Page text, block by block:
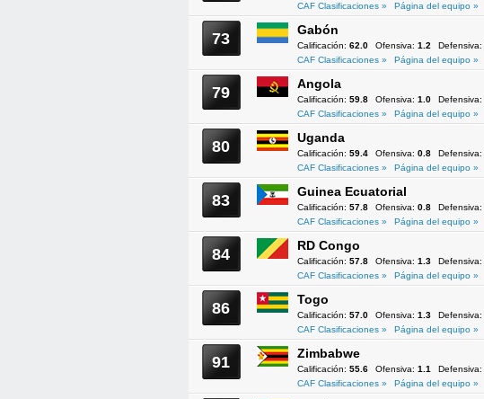
CAF Clasificaciones »
Página del equipo »
73 Gabón
Calificación: 62.0 Ofensiva: 1.2 Defensiva:
CAF Clasificaciones »
Página del equipo »
79 Angola
Calificación: 59.8 Ofensiva: 1.0 Defensiva:
CAF Clasificaciones »
Página del equipo »
80 Uganda
Calificación: 59.4 Ofensiva: 0.8 Defensiva:
CAF Clasificaciones »
Página del equipo »
83 Guinea Ecuatorial
Calificación: 57.8 Ofensiva: 0.8 Defensiva:
CAF Clasificaciones »
Página del equipo »
84 RD Congo
Calificación: 57.8 Ofensiva: 1.3 Defensiva:
CAF Clasificaciones »
Página del equipo »
86 Togo
Calificación: 57.0 Ofensiva: 1.3 Defensiva:
CAF Clasificaciones »
Página del equipo »
91 Zimbabwe
Calificación: 55.6 Ofensiva: 1.1 Defensiva:
CAF Clasificaciones »
Página del equipo »